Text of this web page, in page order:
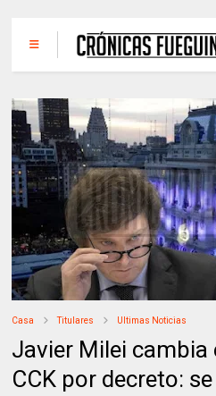
Casa Titulares Ultimas Noticias
Javier Milei cambia
CCK por decreto: